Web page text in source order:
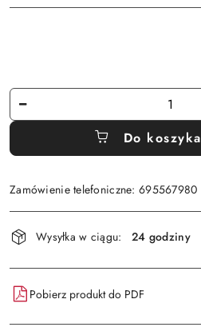
Ilość
Do koszyka
Zamówienie telefoniczne: 695567980
Dostępność
i
dostawa
Wysyłka w ciągu: 24 godziny
Pobierz produkt do PDF